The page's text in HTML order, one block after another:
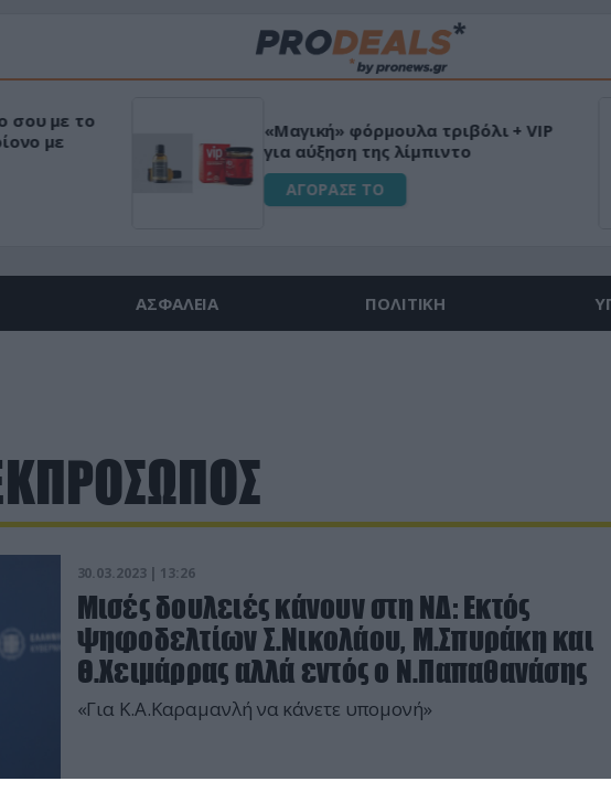
σου με το
με
«Μαγική» φόρμουλα τριβόλι + VIP
για αύξηση της λίμπιντο
ΑΓΟΡΑΣΕ ΤΟ
ΑΣΦΑΛΕΙΑ ΠΟΛΙΤΙΚΗ
30.03.2023 | 13:26
Μισές δουλειές κάνουν στη ΝΔ: Εκτός
ψηφοδελτίων Σ.Νικολάου, Μ.Σπυράκη και
Θ.Χειμάρρας αλλά εντός ο Ν.Παπαθανάσης
«Για Κ.Α.Καραμανλή να κάνετε υπομονή»